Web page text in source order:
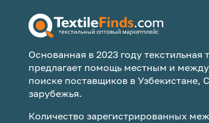
Основанная в 2023 году
предлагает помощь местным и
поиске поставщиков в Узбекистане,
зарубежья.
Количество зарегистрированных